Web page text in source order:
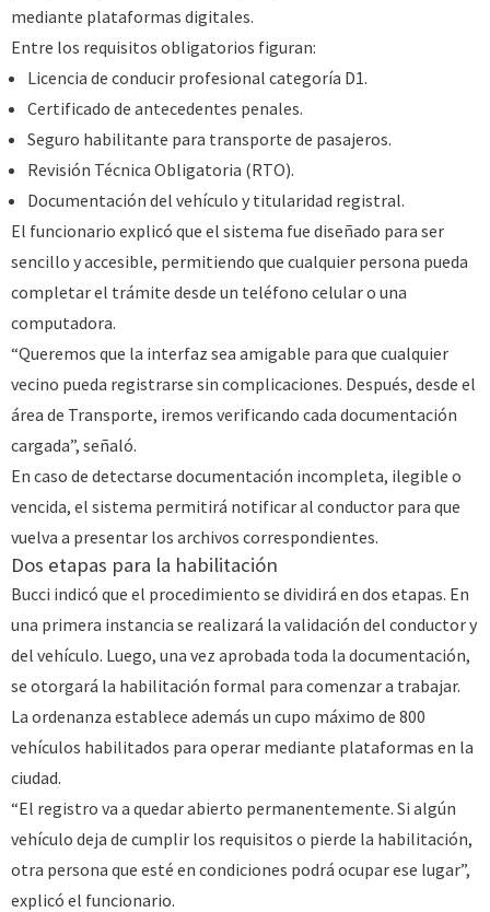
mediante plataformas digitales.
Entre los requisitos obligatorios figuran:
Licencia de conducir profesional categoría D1.
Certificado de antecedentes penales.
Seguro habilitante para transporte de pasajeros.
Revisión Técnica Obligatoria (RTO).
Documentación del vehículo y titularidad registral.
El funcionario explicó que el sistema fue diseñado para ser
sencillo y accesible, permitiendo que cualquier persona pueda
completar el trámite desde un teléfono celular o una
computadora.
“Queremos que la interfaz sea amigable para que cualquier
vecino pueda registrarse sin complicaciones. Después, desde el
área de Transporte, iremos verificando cada documentación
cargada”, señaló.
En caso de detectarse documentación incompleta, ilegible o
vencida, el sistema permitirá notificar al conductor para que
vuelva a presentar los archivos correspondientes.
Dos etapas para la habilitación
Bucci indicó que el procedimiento se dividirá en dos etapas. En
una primera instancia se realizará la validación del conductor y
del vehículo. Luego, una vez aprobada toda la documentación,
se otorgará la habilitación formal para comenzar a trabajar.
La ordenanza establece además un cupo máximo de 800
vehículos habilitados para operar mediante plataformas en la
ciudad.
“El registro va a quedar abierto permanentemente. Si algún
vehículo deja de cumplir los requisitos o pierde la habilitación,
otra persona que esté en condiciones podrá ocupar ese lugar”,
explicó el funcionario.